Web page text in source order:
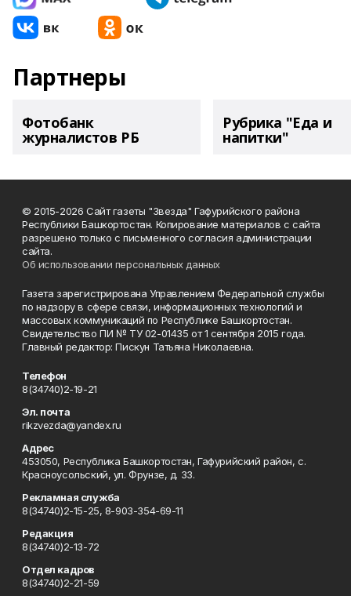
Партнеры
Фотобанк
журналистов РБ
Рубрика "Еда и
напитки"
© 2015-2026 Сайт газеты "Звезда" Гафурийского района
Республики Башкортостан. Копирование материалов с сайта
разрешено только с письменного согласия администрации
сайта.
Об использовании персональных данных
Газета зарегистрирована Управлением Федеральной службы
по надзору в сфере связи, информационных технологий и
массовых коммуникаций по Республике Башкортостан.
Свидетельство ПИ № ТУ 02-01435 от 1 сентября 2015 года.
Главный редактор: Пискун Татьяна Николаевна.
Телефон
8(34740)2-19-21
Эл. почта
rikzvezda@yandex.ru
Адрес
453050, Республика Башкортостан, Гафурийский район, с.
Красноусольский, ул. Фрунзе, д. 33.
Рекламная служба
8(34740)2-15-25, 8-903-354-69-11
Редакция
8(34740)2-13-72
Отдел кадров
8(34740)2-21-59